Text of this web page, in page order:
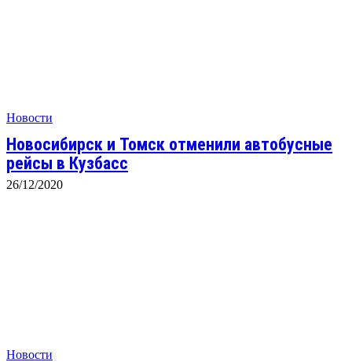
Новости
Новосибирск и Томск отменили автобусные
рейсы в Кузбасс
26/12/2020
Новости